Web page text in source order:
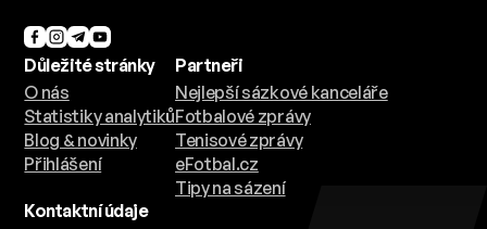
Důležité stránky
O nás
Statistiky analytiků
Blog & novinky
Přihlášení
Partneři
Nejlepší sázkové kanceláře
Fotbalové zprávy
Tenisové zprávy
eFotbal.cz
Tipy na sázení
Kontaktní údaje